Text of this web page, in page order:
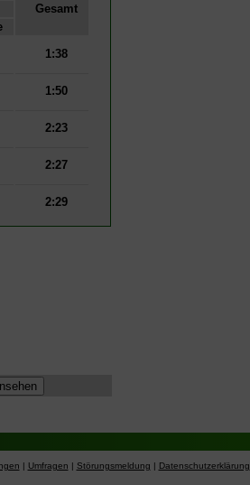
Gesamt
1:38
1:50
2:23
2:27
2:29
| Umfragen | Störungsmeldung | Datenschutzerklärung